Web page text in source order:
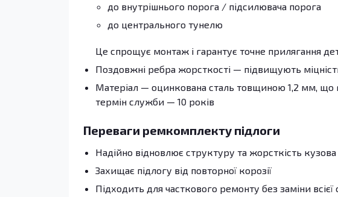
до внутрішнього порога / підсилювача порога
до центрального тунелю
Це спрощує монтаж і гарантує точне прилягання
Поздовжні ребра жорсткості — підвищують
Матеріал — оцинкована сталь товщиною 1,2 мм, що
термін служби — 10 років
Переваги ремкомплекту підлоги
Надійно відновлює структуру та жорсткість кузова
Захищає підлогу від повторної корозії
Підходить для часткового ремонту без заміни всієї